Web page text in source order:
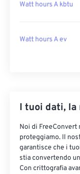
Watt hours A kbtu
Watt hours A ev
I tuoi dati,
Noi di
proteggiamo. Il
garantisce che i
stia convertendo
Con crittografia